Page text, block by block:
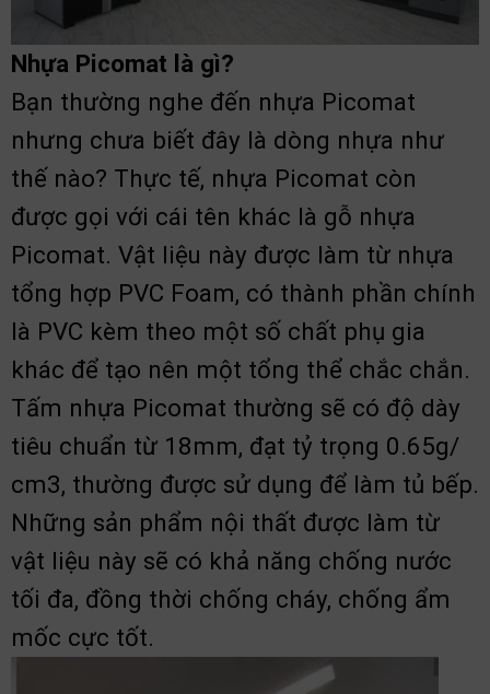
Nhựa Picomat là gì?
Bạn thường nghe đến nhựa Picomat
nhưng chưa biết đây là dòng nhựa như
thế nào? Thực tế, nhựa Picomat còn
được gọi với cái tên khác là gỗ nhựa
Picomat. Vật liệu này được làm từ nhựa
tổng hợp PVC Foam, có thành phần chính
là PVC kèm theo một số chất phụ gia
khác để tạo nên một tổng thể chắc chắn.
Tấm nhựa Picomat thường sẽ có độ dày
tiêu chuẩn từ 18mm, đạt tỷ trọng 0.65g/
cm3, thường được sử dụng để làm tủ bếp.
Những sản phẩm nội thất được làm từ
vật liệu này sẽ có khả năng chống nước
tối đa, đồng thời chống cháy, chống ẩm
mốc cực tốt.